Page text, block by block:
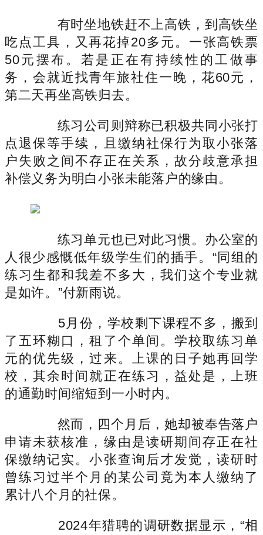
有时坐地铁赶不上高铁，到高铁坐
吃点工具，又再花掉20多元。一张高铁票
50元摆布。若是正在有持续性的工做事
务，会就近找青年旅社住一晚，花60元，
第二天再坐高铁归去。
练习公司则辩称已积极共同小张打
点退保等手续，且缴纳社保行为取小张落
户失败之间不存正在关系，故分歧意承担
补偿义务为明白小张未能落户的缘由。
练习单元也已对此习惯。办公室的
人很少感慨低年级学生们的插手。“同组的
练习生都和我差不多大，我们这个专业就
是如许。”付新雨说。
5月份，学校剩下课程不多，搬到
了五环糊口，租了个单间。学校取练习单
元的优先级，过来。上课的日子她再回学
校，其余时间就正在练习，益处是，上班
的通勤时间缩短到一小时内。
然而，四个月后，她却被奉告落户
申请未获核准，缘由是读研期间存正在社
保缴纳记实。小张查询后才发觉，读研时
曾练习过半个月的某公司竟为本人缴纳了
累计八个月的社保。
2024年猎聘的调研数据显示，“相